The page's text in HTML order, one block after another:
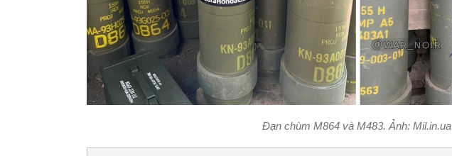
Đạn chùm M864 và M483. Ảnh: Mil.in.ua